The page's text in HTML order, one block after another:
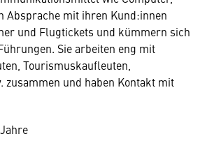
Absprache mit ihren Kund:innen
und Flugtickets und kümmern sich
Sie arbeiten eng mit
Tourismuskaufleuten,
zusammen und haben Kontakt mit